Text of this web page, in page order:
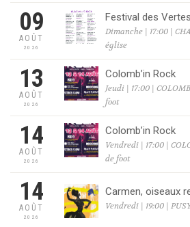
09
AOÛT
2026
Festival des
Dimanche | 17:00 |
église
13
AOÛT
2026
Colomb’in Rock
Jeudi | 17:00 |
foot
14
AOÛT
2026
Colomb’in Rock
Vendredi | 17:00 |
de foot
14
AOÛT
2026
Carmen, oiseaux
Vendredi | 19:00 |